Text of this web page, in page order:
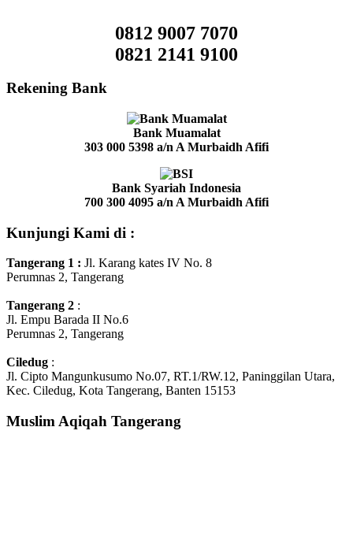
0812 9007 7070
0821 2141 9100
Rekening Bank
Bank Muamalat
303 000 5398 a/n A Murbaidh Afifi
Bank Syariah Indonesia
700 300 4095 a/n A Murbaidh Afifi
Kunjungi Kami di :
Tangerang 1 : Jl. Karang kates IV No. 8
Perumnas 2, Tangerang
Tangerang 2 :
Jl. Empu Barada II No.6
Perumnas 2, Tangerang
Ciledug :
Jl. Cipto Mangunkusumo No.07, RT.1/RW.12, Paninggilan Utara,
Kec. Ciledug, Kota Tangerang, Banten 15153
Muslim Aqiqah Tangerang